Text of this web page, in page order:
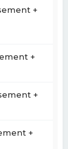
+
+
+
+